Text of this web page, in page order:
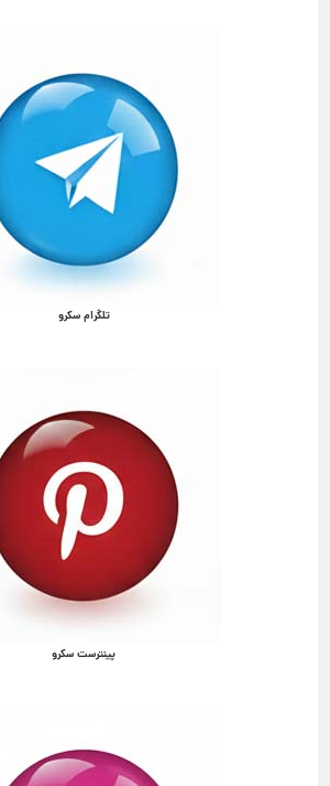
تلگرام سکرو
پینترست سکرو